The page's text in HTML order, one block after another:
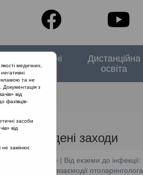
Спеціальні
випуски
Дистанційна
освіта
Проведені заходи
SHDM.info | Від екземи до інфекції:
алгоритм взаємодії отоларинголога
медичних,
та не
Документація з
від
фахівців-
засоби
від
не замінює